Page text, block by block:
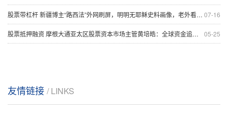
07-16
股票带杠杆 新疆博主“路西法”外网刷屏，明明无耶稣史料画像，老外看见他为何慌了神
05-25
股票抵押融资 摩根大通亚太区股票资本市场主管黄培皓：全球资金追捧港股IPO 亚太地区整体融资规模有望创近五年新高
友情链接 / LINKS